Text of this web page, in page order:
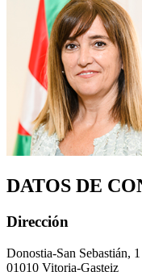
DATOS DE
Dirección
Donostia-San Sebastián, 1
01010 Vitoria-Gasteiz